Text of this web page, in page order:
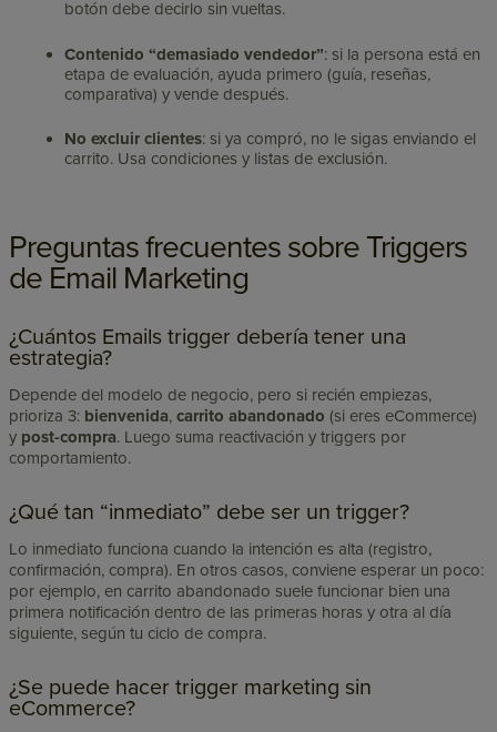
botón debe decirlo sin vueltas.
Contenido “demasiado vendedor”: si la persona está en
etapa de evaluación, ayuda primero (guía, reseñas,
comparativa) y vende después.
No excluir clientes: si ya compró, no le sigas enviando el
carrito. Usa condiciones y listas de exclusión.
Preguntas frecuentes sobre Triggers
de Email Marketing
¿Cuántos Emails trigger debería tener una
estrategia?
Depende del modelo de negocio, pero si recién empiezas,
prioriza 3: bienvenida,carrito abandonado (si eres eCommerce)
y post-compra. Luego suma reactivación y triggers por
comportamiento.
¿Qué tan “inmediato” debe ser un trigger?
Lo inmediato funciona cuando la intención es alta (registro,
confirmación, compra). En otros casos, conviene esperar un poco:
por ejemplo, en carrito abandonado suele funcionar bien una
primera notificación dentro de las primeras horas y otra al día
siguiente, según tu ciclo de compra.
¿Se puede hacer trigger marketing sin
eCommerce?